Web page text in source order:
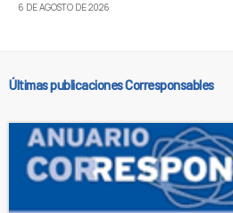
6 DE AGOSTO DE 2026
Últimas publicaciones Corresponsables